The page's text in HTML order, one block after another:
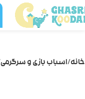
خانه اسباب بازی و سرگرمی